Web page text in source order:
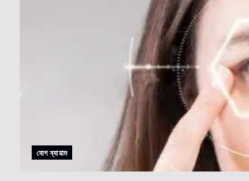
যোগ ব্যায়াম